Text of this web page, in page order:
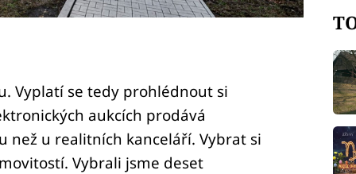
Vyplatí se tedy prohlédnout si
aukcích prodává
než u realitních kanceláří. Vybrat si
Vybrali jsme deset